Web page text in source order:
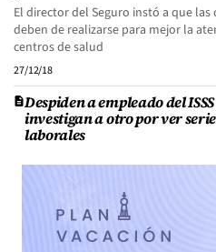
El director del Seguro instó a que las
deben de realizarse para mejor la
centros de salud
27/12/18
Despiden a empleado del
investigan a otro por ver
laborales